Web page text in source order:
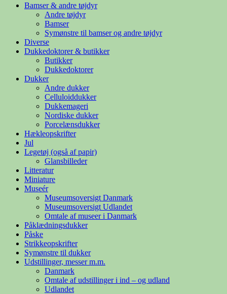
Bamser & andre tøjdyr
Andre tøjdyr
Bamser
Symønstre til bamser og andre tøjdyr
Diverse
Dukkedoktorer & butikker
Butikker
Dukkedoktorer
Dukker
Andre dukker
Celluloiddukker
Dukkemageri
Nordiske dukker
Porcelænsdukker
Hækleopskrifter
Jul
Legetøj (også af papir)
Glansbilleder
Litteratur
Miniature
Museér
Museumsoversigt Danmark
Museumsoversigt Udlandet
Omtale af museer i Danmark
Påklædningsdukker
Påske
Strikkeopskrifter
Symønstre til dukker
Udstillinger, messer m.m.
Danmark
Omtale af udstillinger i ind – og udland
Udlandet